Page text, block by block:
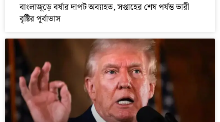
বাংলাজুড়ে বর্ষার দাপট অব্যাহত, সপ্তাহের শেষ পর্যন্ত ভারী
বৃষ্টির পূর্বাভাস